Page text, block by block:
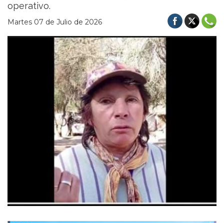
operativo.
Martes 07 de Julio de 2026